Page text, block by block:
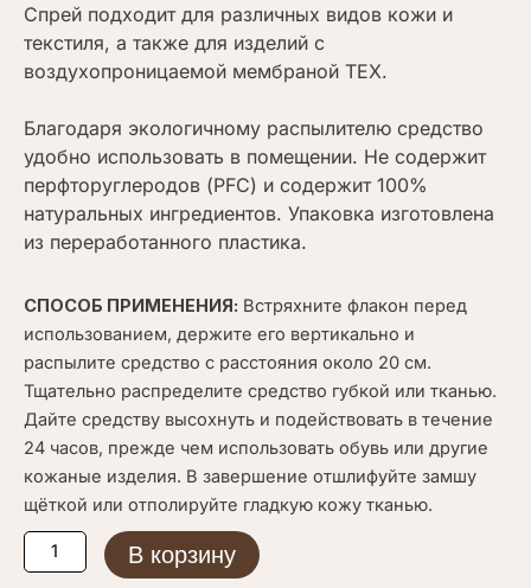
Спрей подходит для различных видов кожи и
текстиля, а также для изделий с
воздухопроницаемой мембраной TEX.
Благодаря экологичному распылителю средство
удобно использовать в помещении. Не содержит
перфторуглеродов (PFC) и содержит 100%
натуральных ингредиентов. Упаковка изготовлена
из переработанного пластика.
СПОСОБ ПРИМЕНЕНИЯ: Встряхните флакон перед
использованием, держите его вертикально и
распылите средство с расстояния около 20 см.
Тщательно распределите средство губкой или тканью.
Дайте средству высохнуть и подействовать в течение
24 часов, прежде чем использовать обувь или другие
кожаные изделия. В завершение отшлифуйте замшу
щёткой или отполируйте гладкую кожу тканью.
Количество
товара
В корзину